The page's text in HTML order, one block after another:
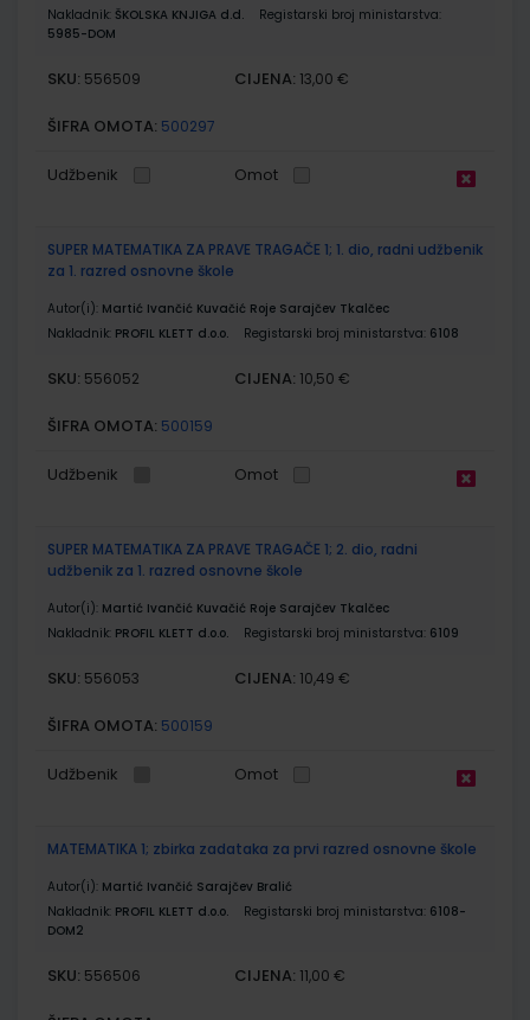
Nakladnik: ŠKOLSKA KNJIGA d.d.
Registarski broj ministarstva:
5985-DOM
SKU: 556509 CIJENA: 13,00 €
ŠIFRA OMOTA: 500297
Udžbenik Omot
SUPER MATEMATIKA ZA PRAVE TRAGAČE 1; 1. dio, radni udžbenik
za 1. razred osnovne škole
Autor(i): Martić Ivančić Kuvačić Roje Sarajčev Tkalčec
Nakladnik: PROFIL KLETT d.o.o. Registarski broj ministarstva: 6108
SKU: 556052 CIJENA: 10,50 €
ŠIFRA OMOTA: 500159
Udžbenik Omot
SUPER MATEMATIKA ZA PRAVE TRAGAČE 1; 2. dio, radni
udžbenik za 1. razred osnovne škole
Autor(i): Martić Ivančić Kuvačić Roje Sarajčev Tkalčec
Nakladnik: PROFIL KLETT d.o.o. Registarski broj ministarstva: 6109
SKU: 556053 CIJENA: 10,49 €
ŠIFRA OMOTA: 500159
Udžbenik Omot
MATEMATIKA 1; zbirka zadataka za prvi razred osnovne škole
Autor(i): Martić Ivančić Sarajčev Bralić
Nakladnik: PROFIL KLETT d.o.o. Registarski broj ministarstva: 6108-
DOM2
SKU: 556506 CIJENA: 11,00 €